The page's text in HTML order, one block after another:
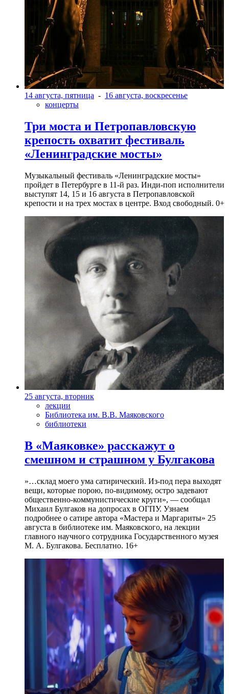
14 августа, пятница - 16 августа, воскресенье
концерты
Три моста и Петропавловскую
крепость охватит фестиваль
«Ленинградские мосты»
Музыкальный фестиваль «Ленинградские мосты»
пройдет в Петербурге в 11-й раз. Инди-поп исполнители
выступят 14, 15 и 16 августа в Петропавловской
крепости и на трех мостах в центре. Вход свободный. 0+
25 августа, вторник
лекции
Библиотека им. В.В. Маяковского
библиотеки
В «Маяковке» расскажут о
смешном и страшном у Булгакова
»…склад моего ума сатирический. Из-под пера выходят
вещи, которые порою, по-видимому, остро задевают
общественно-коммунистические круги», — сообщал
Михаил Булгаков на допросах в ОГПУ. Узнаем
подробнее о сатире автора «Мастера и Маргариты» 25
августа в библиотеке им. Маяковского, на лекции
главного научного сотрудника Государственного музея
М. А. Булгакова. Бесплатно. 16+